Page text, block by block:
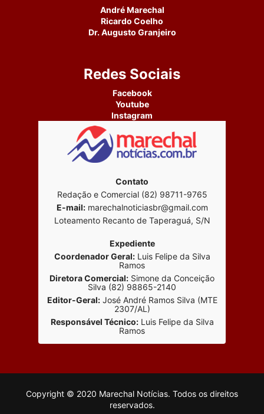
André Marechal
Ricardo Coelho
Dr. Augusto Granjeiro
Redes Sociais
Facebook
Youtube
Instagram
Contato
Redação e Comercial (82) 98711-9765
E-mail:marechalnoticiasbr@gmail.com
Loteamento Recanto de Taperaguá, S/N
Expediente
Coordenador Geral:Luis Felipe da Silva
Ramos
Diretora Comercial: Simone da Conceição
Silva (82) 98865-2140
Editor-Geral:José André Ramos Silva (MTE
2307/AL)
Responsável Técnico:Luis Felipe da Silva
Ramos
Copyright © 2020 Marechal Notícias. Todos os direitos
reservados.